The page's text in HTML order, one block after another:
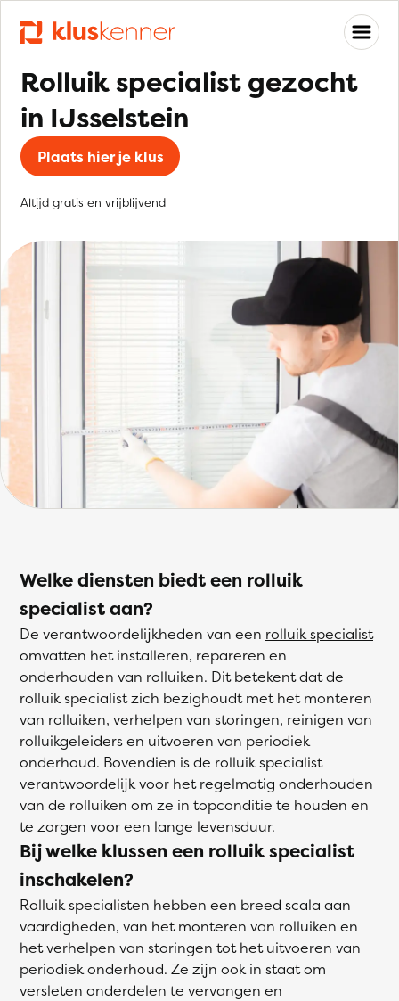
Rolluik specialist gezocht
in IJsselstein
Plaats hier je klus
Altijd gratis en vrijblijvend
Welke diensten biedt een rolluik
specialist aan?
De verantwoordelijkheden van een rolluik specialist
omvatten het installeren, repareren en
onderhouden van rolluiken. Dit betekent dat de
rolluik specialist zich bezighoudt met het monteren
van rolluiken, verhelpen van storingen, reinigen van
rolluikgeleiders en uitvoeren van periodiek
onderhoud. Bovendien is de rolluik specialist
verantwoordelijk voor het regelmatig onderhouden
van de rolluiken om ze in topconditie te houden en
te zorgen voor een lange levensduur.
Bij welke klussen een rolluik specialist
inschakelen?
Rolluik specialisten hebben een breed scala aan
vaardigheden, van het monteren van rolluiken en
het verhelpen van storingen tot het uitvoeren van
periodiek onderhoud. Ze zijn ook in staat om
versleten onderdelen te vervangen en